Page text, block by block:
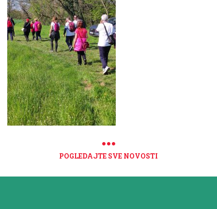
POGLEDAJTE SVE NOVOSTI